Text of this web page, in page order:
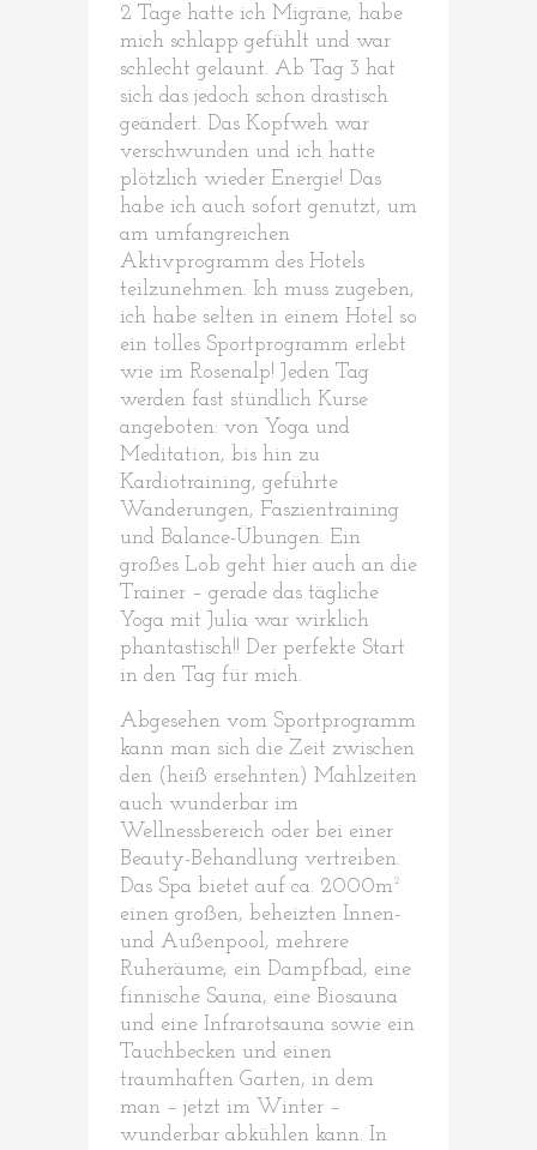
2 Tage hatte ich Migräne, habe
mich schlapp gefühlt und war
schlecht gelaunt. Ab Tag 3 hat
sich das jedoch schon drastisch
geändert. Das Kopfweh war
verschwunden und ich hatte
plötzlich wieder Energie! Das
habe ich auch sofort genutzt, um
am umfangreichen
Aktivprogramm des Hotels
teilzunehmen. Ich muss zugeben,
ich habe selten in einem Hotel so
ein tolles Sportprogramm erlebt
wie im Rosenalp! Jeden Tag
werden fast stündlich Kurse
angeboten: von Yoga und
Meditation, bis hin zu
Kardiotraining, geführte
Wanderungen, Faszientraining
und Balance-Übungen. Ein
großes Lob geht hier auch an die
Trainer – gerade das tägliche
Yoga mit Julia war wirklich
phantastisch!! Der perfekte Start
in den Tag für mich.
Abgesehen vom Sportprogramm
kann man sich die Zeit zwischen
den (heiß ersehnten) Mahlzeiten
auch wunderbar im
Wellnessbereich oder bei einer
Beauty-Behandlung vertreiben.
Das Spa bietet auf ca. 2000m²
einen großen, beheizten Innen-
und Außenpool, mehrere
Ruheräume, ein Dampfbad, eine
finnische Sauna, eine Biosauna
und eine Infrarotsauna sowie ein
Tauchbecken und einen
traumhaften Garten, in dem
man – jetzt im Winter –
wunderbar abkühlen kann. In